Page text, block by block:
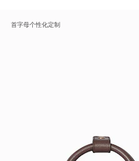
首字母个性化定制